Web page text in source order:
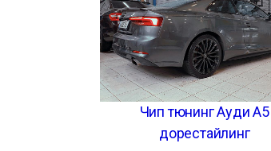
Чип тюнинг Ауди А5
дорестайлинг